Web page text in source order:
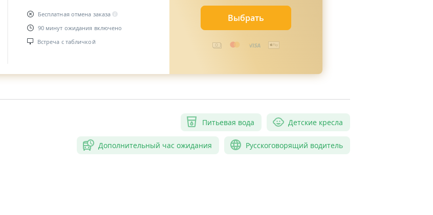
Бесплатная отмена заказа
90 минут ожидания включено
Встреча с табличкой
Выбрать
Питьевая вода Детские кресла
Дополнительный час ожидания Русскоговорящий водитель